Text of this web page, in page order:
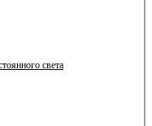
света